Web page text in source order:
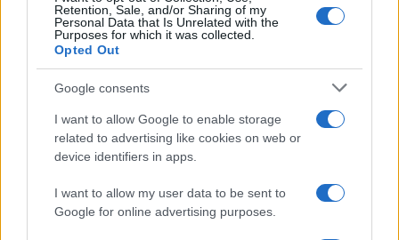
Retention, Sale, and/or Sharing of my
Personal Data that Is Unrelated with the
Purposes for which it was collected.
Opted Out
Google consents
I want to allow Google to enable storage
related to advertising like cookies on web or
device identifiers in apps.
I want to allow my user data to be sent to
Google for online advertising purposes.
Γερμανία: Συνελήφθη ύποπτος ο οποίος
κατηγορείται για κατασκοπεία σε βάρος
εταιρίας όπλων
Διαβάστε περισσότερα